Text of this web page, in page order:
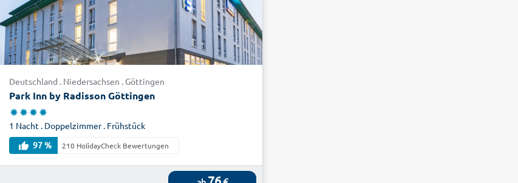
Deutschland . Niedersachsen . Göttingen
Park Inn by Radisson Göttingen
1 Nacht . Doppelzimmer . Frühstück
97 %
210 HolidayCheck Bewertungen
76